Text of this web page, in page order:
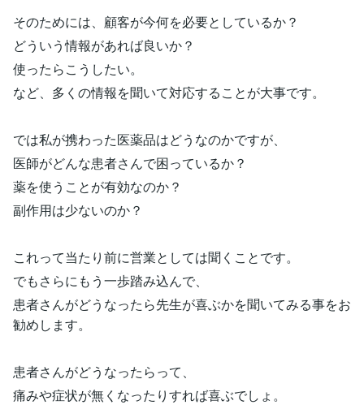
そのためには、顧客が今何を必要としているか？
どういう情報があれば良いか？
使ったらこうしたい。
など、多くの情報を聞いて対応することが大事です。
では私が携わった医薬品はどうなのかですが、
医師がどんな患者さんで困っているか？
薬を使うことが有効なのか？
副作用は少ないのか？
これって当たり前に営業としては聞くことです。
でもさらにもう一歩踏み込んで、
患者さんがどうなったら先生が喜ぶかを聞いてみる事をお
勧めします。
患者さんがどうなったらって、
痛みや症状が無くなったりすれば喜ぶでしょ。